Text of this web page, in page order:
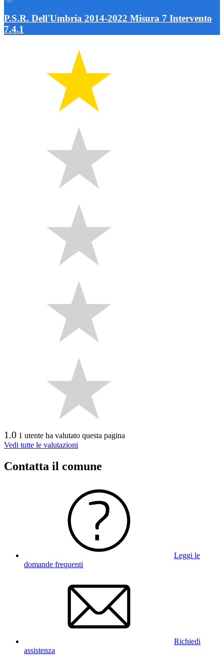
P.S.R. Dell'Umbria 2014-2022 Misura 7 Intervento
7.4.1
1.0 1 utente ha valutato questa pagina
Vedi tutte le valutazioni
Contatta il comune
Leggi le
domande frequenti
Richiedi
assistenza